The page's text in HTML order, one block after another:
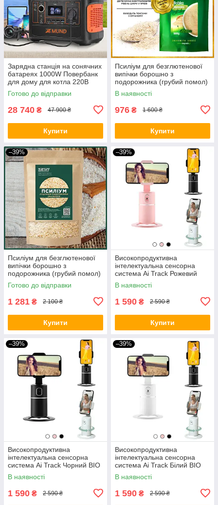
Зарядна станція на сонячних
батареях 1000W Повербанк
для дому для котла 220В
Генератор для квартири BIO
Готово до відправки
28 740 ₴ 47 900 ₴
Купити
Псиліум для безглютенової
випічки борошно з
подорожника (грубий помол)
1500 грам
В наявності
976 ₴ 1 600 ₴
Купити
–39%
Псиліум для безглютенової
випічки борошно з
подорожника (грубий помол)
1500 грам
Готово до відправки
1 281 ₴ 2 100 ₴
Купити
–39%
Високопродуктивна
інтелектуальна сенсорна
система Ai Track Рожевий
BIO
В наявності
1 590 ₴ 2 590 ₴
Купити
–39%
Високопродуктивна
інтелектуальна сенсорна
система Ai Track Чорний BIO
В наявності
1 590 ₴ 2 590 ₴
–39%
Високопродуктивна
інтелектуальна сенсорна
система Ai Track Білий BIO
В наявності
1 590 ₴ 2 590 ₴